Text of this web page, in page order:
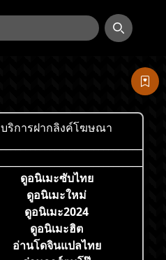
ค้นหา
บริการฝากลิงค์โฆษณา
ดูอนิเมะซับไทย
ดูอนิเมะใหม่
ดูอนิเมะ2024
ดูอนิเมะฮิต
อ่านโดจินแปลไทย